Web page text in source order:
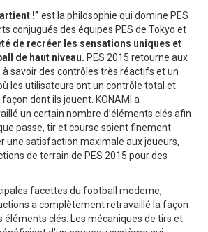
!” est la philosophie qui domine PES
conjugués des équipes PES de Tokyo et
de recréer les sensations uniques et
de haut niveau. PES 2015 retourne aux
à savoir des contrôles très réactifs et un
les utilisateurs ont un contrôle total et
dont ils jouent. KONAMI a
un certain nombre d’éléments clés afin
passe, tir et course soient finement
une satisfaction maximale aux joueurs,
de terrain de PES 2015 pour des
facettes du football moderne,
a complètement retravaillé la façon
éléments clés. Les mécaniques de tirs et